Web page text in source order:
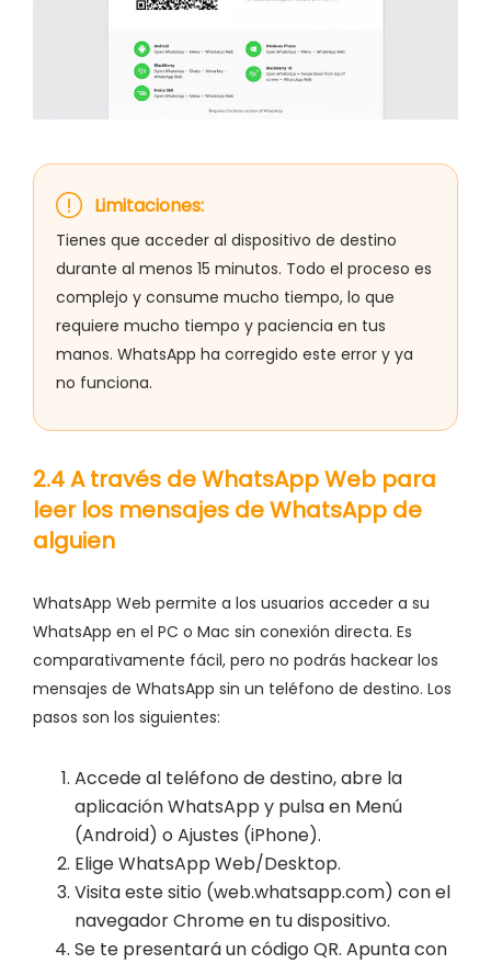
Limitaciones:
Tienes que acceder al dispositivo de destino
durante al menos 15 minutos. Todo el proceso es
complejo y consume mucho tiempo, lo que
requiere mucho tiempo y paciencia en tus
manos. WhatsApp ha corregido este error y ya
no funciona.
2.4 A través de WhatsApp Web para
leer los mensajes de WhatsApp de
alguien
WhatsApp Web permite a los usuarios acceder a su
WhatsApp en el PC o Mac sin conexión directa. Es
comparativamente fácil, pero no podrás hackear los
mensajes de WhatsApp sin un teléfono de destino. Los
pasos son los siguientes:
Accede al teléfono de destino, abre la
aplicación WhatsApp y pulsa en Menú
(Android) o Ajustes (iPhone).
Elige WhatsApp Web/Desktop.
Visita este sitio (web.whatsapp.com) con el
navegador Chrome en tu dispositivo.
Se te presentará un código QR. Apunta con